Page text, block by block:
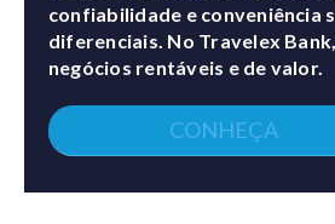
confiabilidade e conveniência
diferenciais. No Travelex
negócios rentáveis e de valor.
CONHEÇA